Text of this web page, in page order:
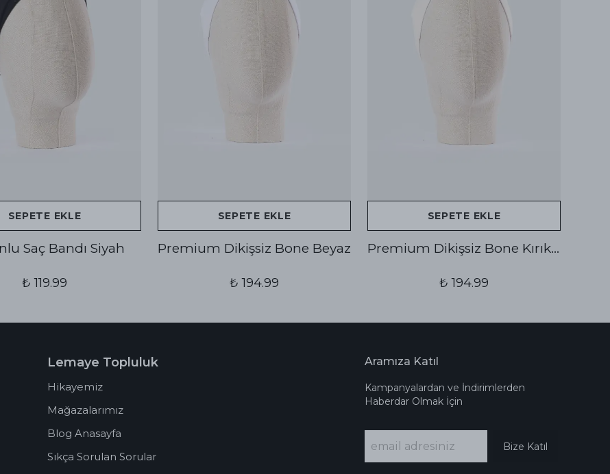
SEPETE EKLE
Saç Bandı Siyah
₺ 119.99
SEPETE EKLE
Premium Dikişsiz Bone Beyaz
₺ 194.99
SEPETE EKLE
Premium Dikişsiz Bone Kırık Beyaz
₺ 194.99
Lemaye Topluluk
Hikayemiz
Mağazalarımız
Blog Anasayfa
Sıkça Sorulan Sorular
Aramıza Katıl
Kampanyalardan ve İndirimlerden
Haberdar Olmak İçin
Bize Katıl